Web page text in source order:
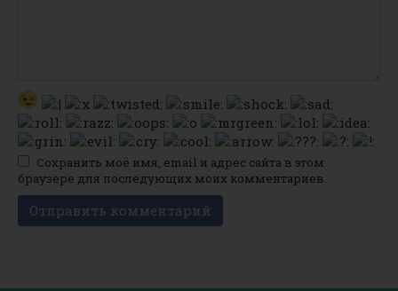
Сохранить моё имя, email и адрес сайта в этом
браузере для последующих моих комментариев.